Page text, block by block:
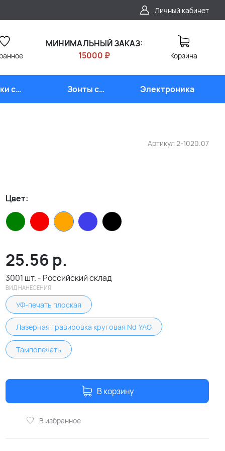
Личный кабинет
МИНИМАЛЬНЫЙ ЗАКАЗ:
15000 ₽
Корзина
с
Зонты с
логотипом
Электроника
Артикул 2-1020.07
Цвет:
25.56 р.
3001 шт. - Российский склад
ВИД НАНЕСЕНИЯ
УФ-печать плоская
Лазерная гравировка круговая Nd:YAG
Тампопечать
В корзину
В избранное